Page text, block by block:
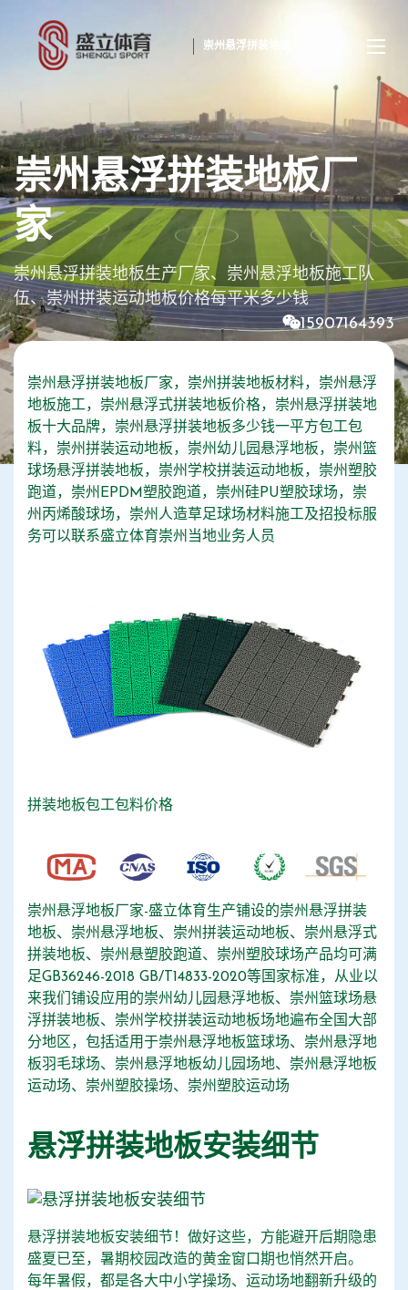
崇州悬浮拼装地板
崇州悬浮拼装地板厂
家
崇州悬浮拼装地板生产厂家、崇州悬浮地板施工队
伍、崇州拼装运动地板价格每平米多少钱
15907164393
崇州悬浮拼装地板厂家，崇州拼装地板材料，崇州悬浮
地板施工，崇州悬浮式拼装地板价格，崇州悬浮拼装地
板十大品牌，崇州悬浮拼装地板多少钱一平方包工包
料，崇州拼装运动地板，崇州幼儿园悬浮地板，崇州篮
球场悬浮拼装地板，崇州学校拼装运动地板，崇州塑胶
跑道，崇州EPDM塑胶跑道，崇州硅PU塑胶球场，崇
州丙烯酸球场，崇州人造草足球场材料施工及招投标服
务可以联系盛立体育崇州当地业务人员
拼装地板包工包料价格
崇州悬浮地板厂家-盛立体育生产铺设的崇州悬浮拼装
地板、崇州悬浮地板、崇州拼装运动地板、崇州悬浮式
拼装地板、崇州悬塑胶跑道、崇州塑胶球场产品均可满
足GB36246-2018 GB/T14833-2020等国家标准，从业以
来我们铺设应用的崇州幼儿园悬浮地板、崇州篮球场悬
浮拼装地板、崇州学校拼装运动地板场地遍布全国大部
分地区，包括适用于崇州悬浮地板篮球场、崇州悬浮地
板羽毛球场、崇州悬浮地板幼儿园场地、崇州悬浮地板
运动场、崇州塑胶操场、崇州塑胶运动场
悬浮拼装地板安装细节
悬浮拼装地板安装细节！做好这些，方能避开后期隐患
盛夏已至，暑期校园改造的黄金窗口期也悄然开启。
每年暑假，都是各大中小学操场、运动场地翻新升级的